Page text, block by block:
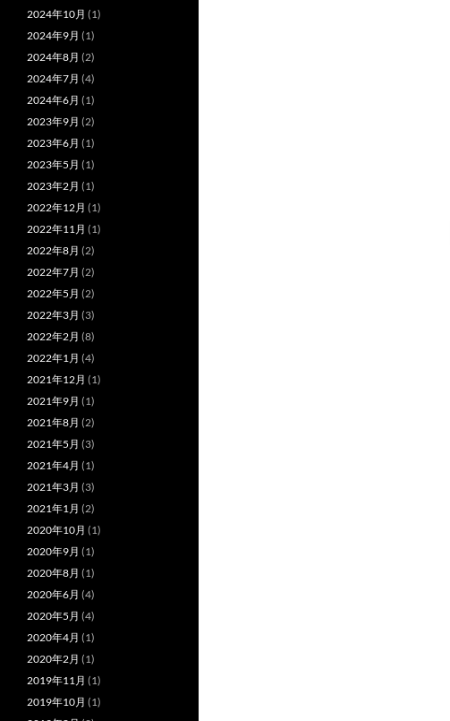
2024年10月 (1)
2024年9月 (1)
2024年8月 (2)
2024年7月 (4)
2024年6月 (1)
2023年9月 (2)
2023年6月 (1)
2023年5月 (1)
2023年2月 (1)
2022年12月 (1)
2022年11月 (1)
2022年8月 (2)
2022年7月 (2)
2022年5月 (2)
2022年3月 (3)
2022年2月 (8)
2022年1月 (4)
2021年12月 (1)
2021年9月 (1)
2021年8月 (2)
2021年5月 (3)
2021年4月 (1)
2021年3月 (3)
2021年1月 (2)
2020年10月 (1)
2020年9月 (1)
2020年8月 (1)
2020年6月 (4)
2020年5月 (4)
2020年4月 (1)
2020年2月 (1)
2019年11月 (1)
2019年10月 (1)